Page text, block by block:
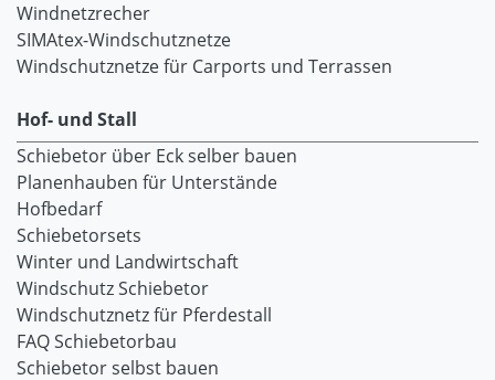
Windnetzrecher
SIMAtex-Windschutznetze
Windschutznetze für Carports und Terrassen
Hof- und Stall
Schiebetor über Eck selber bauen
Planenhauben für Unterstände
Hofbedarf
Schiebetorsets
Winter und Landwirtschaft
Windschutz Schiebetor
Windschutznetz für Pferdestall
FAQ Schiebetorbau
Schiebetor selbst bauen